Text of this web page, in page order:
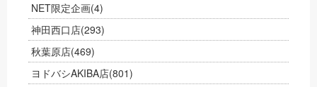
NET限定企画(4)
神田西口店(293)
秋葉原店(469)
ヨドバシAKIBA店(801)